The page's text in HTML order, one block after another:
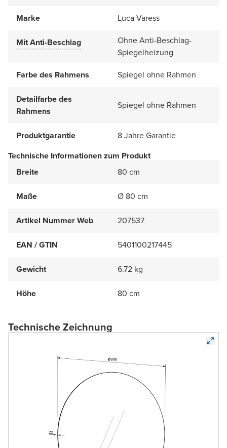
Marke Luca Varess
Mit Anti-Beschlag
Ohne Anti-Beschlag-
Spiegelheizung
Farbe des Rahmens
Spiegel ohne Rahmen
Detailfarbe des
Rahmens
Spiegel ohne Rahmen
Produktgarantie
8 Jahre Garantie
Technische Informationen zum Produkt
Breite
80 cm
Maße Ø 80 cm
Artikel Nummer Web 207537
EAN / GTIN 5401100217445
Gewicht 6.72 kg
Höhe 80 cm
Technische Zeichnung